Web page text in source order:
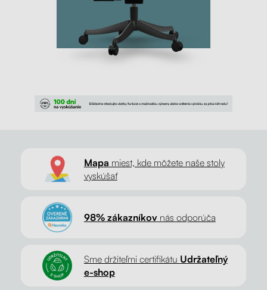
Mapa miest, kde môžete naše stoly
vyskúšať
98% zákazníkovnás odporúča
Sme držiteľmi certifikátu Udržateľný
e-shop